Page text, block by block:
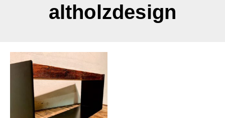
altholzdesign